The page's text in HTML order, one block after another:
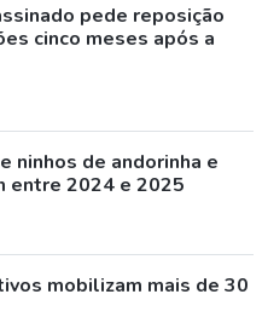
pede reposição
cinco meses após a
ninhos de andorinha e
entre 2024 e 2025
mobilizam mais de 30